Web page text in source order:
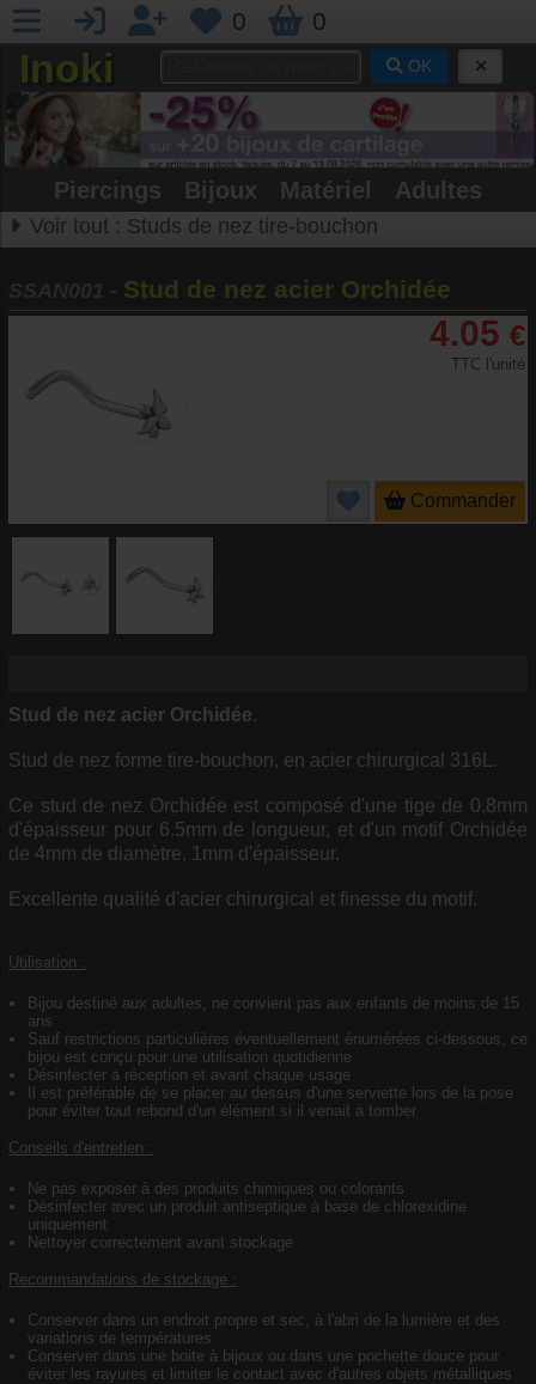
0 0
Inoki OK
Piercings Bijoux Matériel Adultes
Voir tout : Studs de nez tire-bouchon
Stud de nez acier Orchidée
4.05 €
TTC l'unité
Commander
Stud de nez acier Orchidée.
Stud de nez forme tire-bouchon, en acier chirurgical 316L.
Ce stud de nez Orchidée est composé d'une tige de 0.8mm
d'épaisseur pour 6.5mm de longueur, et d'un motif Orchidée
de 4mm de diamètre, 1mm d'épaisseur.
Excellente qualité d'acier chirurgical et finesse du motif.
Utilisation :
Bijou destiné aux adultes, ne convient pas aux enfants de moins de 15
ans
Sauf restrictions particulières éventuellement énumérées ci-dessous, ce
bijou est conçu pour une utilisation quotidienne
Désinfecter à réception et avant chaque usage
Il est préférable de se placer au dessus d'une serviette lors de la pose
pour éviter tout rebond d'un élément si il venait à tomber
Conseils d'entretien :
Ne pas exposer à des produits chimiques ou colorants
Désinfecter avec un produit antiseptique à base de chlorexidine
uniquement
Nettoyer correctement avant stockage
Recommandations de stockage :
Conserver dans un endroit propre et sec, à l'abri de la lumière et des
variations de températures
Conserver dans une boite à bijoux ou dans une pochette douce pour
éviter les rayures et limiter le contact avec d'autres objets métalliques